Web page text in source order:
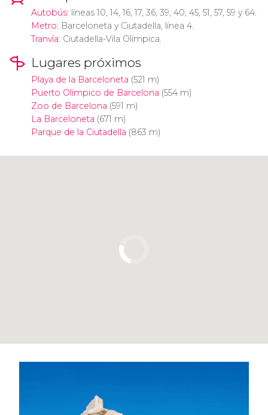
Autobús: líneas 10, 14, 16, 17, 36, 39, 40, 45, 51, 57, 59 y 64.
Metro: Barceloneta y Ciutadella, línea 4.
Tranvía: Ciutadella-Vila Olímpica.
Lugares próximos
Playa de la Barceloneta (521 m)
Puerto Olímpico de Barcelona (554 m)
Zoo de Barcelona (591 m)
La Barceloneta (671 m)
Parque de la Ciutadella (863 m)